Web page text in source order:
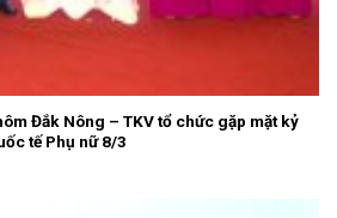
Đắk Nông – TKV tổ chức gặp mặt kỷ
tế Phụ nữ 8/3